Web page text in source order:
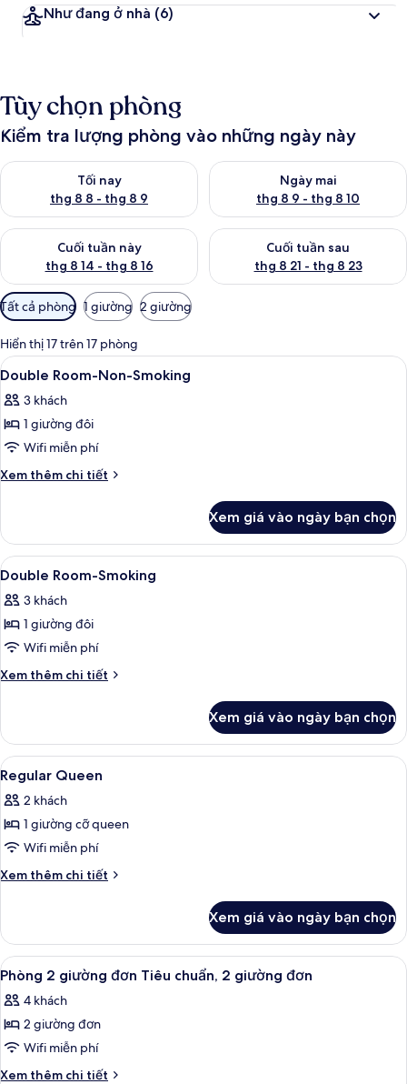
Như đang ở nhà (6)
Tùy chọn phòng
Kiểm tra lượng phòng vào những ngày này
Tối nay
thg 8 8 - thg 8 9
Kiểm tra lượng phòng tối nay từ thg 8 8 - thg 8 9
Ngày mai
thg 8 9 - thg 8 10
Kiểm tra lượng phòng ngày
Cuối tuần này
thg 8 14 - thg 8 16
Kiểm tra lượng phòng cuối tuần này từ thg 8 14 - thg 8 16
Cuối tuần sau
thg 8 21 - thg 8 23
Kiểm tra lượng phòng cuối
Bộ
lọc
có
thể
dùng
để
lọc
tìm
phòng
Tất cả phòng 1 giường 2 giường
Hiển thị 17 trên 17 phòng
Xem
tất
cả
ảnh
Double
Room-
Chăn bông, bàn, màn/rèm cản sáng,
9
Double Room-Non-Smoking
3 khách
1 giường đôi
Wifi miễn phí
Xem thêm chi tiết
Chi
Double
Room-
Non-
Xem giá vào ngày bạn chọn
Xem
tất
cả
ảnh
Double
Room-
Chăn bông, bàn, màn/rèm cản sáng,
8
Double Room-Smoking
3 khách
1 giường đôi
Wifi miễn phí
Xem thêm chi tiết
Chi
Double
Room-
Smoking
Xem giá vào ngày bạn chọn
Xem
tất
cả
ảnh
Regular
Queen
Chăn bông, bàn, màn/rèm cản sáng,
9
Regular Queen
2 khách
1 giường cỡ queen
Wifi miễn phí
Xem thêm chi tiết
Chi
Regular
Queen
Xem giá vào ngày bạn chọn
Xem
tất
cả
ảnh
Phòng
2
Chăn bông, bàn, màn/rèm cản sáng,
7
Phòng 2 giường đơn Tiêu chuẩn, 2 giường đơn
4 khách
2 giường đơn
Wifi miễn phí
Xem thêm chi tiết
Chi